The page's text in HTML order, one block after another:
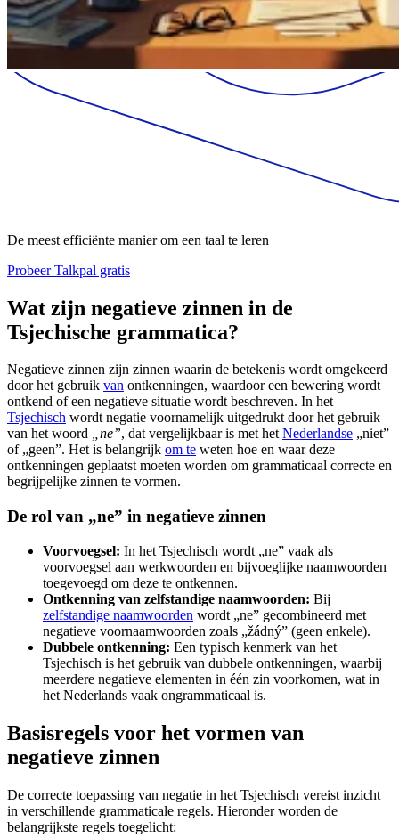
De meest efficiënte manier om een taal te leren
Probeer Talkpal gratis
Wat zijn negatieve zinnen in de
Tsjechische grammatica?
Negatieve zinnen zijn zinnen waarin de betekenis wordt omgekeerd
door het gebruik van ontkenningen, waardoor een bewering wordt
ontkend of een negatieve situatie wordt beschreven. In het
Tsjechisch wordt negatie voornamelijk uitgedrukt door het gebruik
van het woord „ne”, dat vergelijkbaar is met hetNederlandse „niet”
of „geen”. Het is belangrijk om te weten hoe en waar deze
ontkenningen geplaatst moeten worden om grammaticaal correcte en
begrijpelijke zinnen te vormen.
De rol van „ne” in negatieve zinnen
Voorvoegsel: In het Tsjechisch wordt „ne” vaak als
voorvoegsel aan werkwoorden en bijvoeglijke naamwoorden
toegevoegd om deze te ontkennen.
Ontkenning van zelfstandige naamwoorden: Bij
zelfstandige naamwoorden wordt „ne” gecombineerd met
negatieve voornaamwoorden zoals „žádný” (geen enkele).
Dubbele ontkenning: Een typisch kenmerk van het
Tsjechisch is het gebruik van dubbele ontkenningen, waarbij
meerdere negatieve elementen in één zin voorkomen, wat in
het Nederlands vaak ongrammaticaal is.
Basisregels voor het vormen van
negatieve zinnen
De correcte toepassing van negatie in het Tsjechisch vereist inzicht
in verschillende grammaticale regels. Hieronder worden de
belangrijkste regels toegelicht: